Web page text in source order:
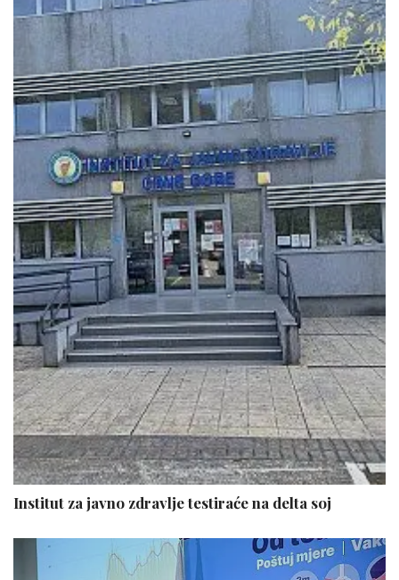
Institut za javno zdravlje testiraće na delta soj